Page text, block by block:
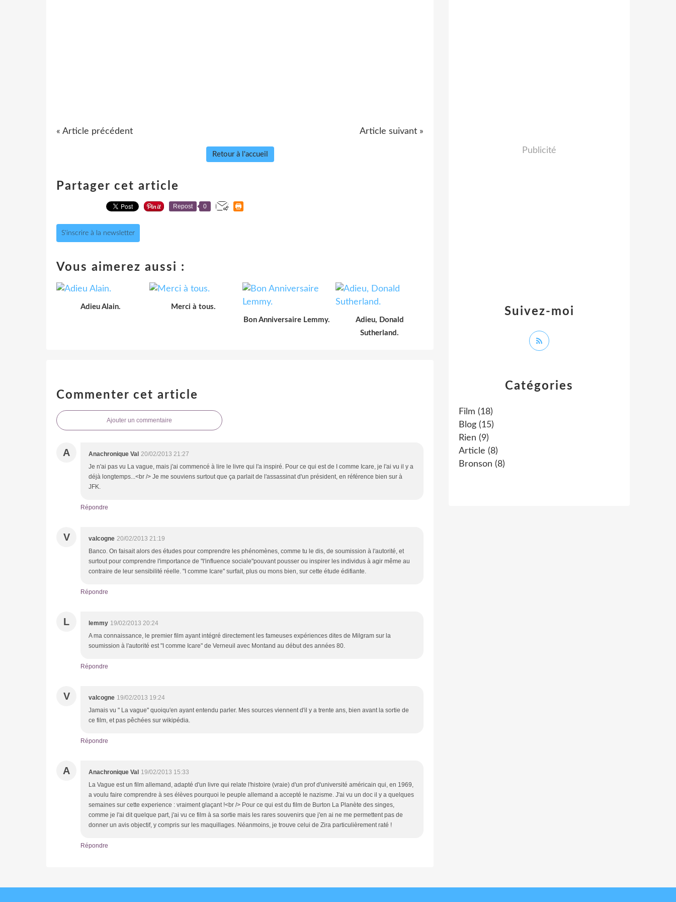
« Article précédent Article suivant »
Retour à l'accueil
Partager cet article
Repost 0
S'inscrire à la newsletter
Vous aimerez aussi :
Adieu Alain.
Merci à tous.
Bon Anniversaire Lemmy.
Adieu, Donald
Sutherland.
Commenter cet article
Ajouter un commentaire
A Anachronique Val 20/02/2013 21:27
Je n'ai pas vu La vague, mais j'ai commencé à lire le livre qui l'a inspiré. Pour ce qui est de I comme Icare, je l'ai vu il y a
déjà longtemps...<br /> Je me souviens surtout que ça parlait de l'assassinat d'un président, en référence bien sur à
JFK.
Répondre
V valcogne 20/02/2013 21:19
Banco. On faisait alors des études pour comprendre les phénomènes, comme tu le dis, de soumission à l'autorité, et
surtout pour comprendre l'importance de "l'influence sociale"pouvant pousser ou inspirer les individus à agir même au
contraire de leur sensibilité réelle. "I comme Icare" surfait, plus ou mons bien, sur cette étude édifiante.
Répondre
L lemmy 19/02/2013 20:24
A ma connaissance, le premier film ayant intégré directement les fameuses expériences dites de Milgram sur la
soumission à l'autorité est "I comme Icare" de Verneuil avec Montand au début des années 80.
Répondre
V valcogne 19/02/2013 19:24
Jamais vu " La vague" quoiqu'en ayant entendu parler. Mes sources viennent d'il y a trente ans, bien avant la sortie de
ce film, et pas pêchées sur wikipédia.
Répondre
A Anachronique Val 19/02/2013 15:33
La Vague est un film allemand, adapté d'un livre qui relate l'histoire (vraie) d'un prof d'université américain qui, en 1969,
a voulu faire comprendre à ses élèves pourquoi le peuple allemand a accepté le nazisme. J'ai vu un doc il y a quelques
semaines sur cette experience : vraiment glaçant !<br /> Pour ce qui est du film de Burton La Planète des singes,
comme je l'ai dit quelque part, j'ai vu ce film à sa sortie mais les rares souvenirs que j'en ai ne me permettent pas de
donner un avis objectif, y compris sur les maquillages. Néanmoins, je trouve celui de Zira particulièrement raté !
Répondre
Catégories
Film (18)
Blog (15)
Rien (9)
Article (8)
Bronson (8)
Suivez-moi
Publicité